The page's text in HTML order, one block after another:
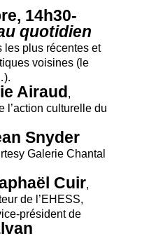
14h30-
quotidien
les plus récentes et
voisines (le
Airaud,
l’action culturelle du
Snyder
Galerie Chantal
Cuir,
de l’EHESS,
président de